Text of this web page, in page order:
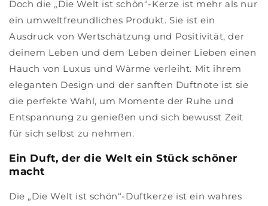
Doch die „Die Welt ist schön“-Kerze ist mehr als nur
ein umweltfreundliches Produkt. Sie ist ein
Ausdruck von Wertschätzung und Positivität, der
deinem Leben und dem Leben deiner Lieben einen
Hauch von Luxus und Wärme verleiht. Mit ihrem
eleganten Design und der sanften Duftnote ist sie
die perfekte Wahl, um Momente der Ruhe und
Entspannung zu genießen und sich bewusst Zeit
für sich selbst zu nehmen.
Ein Duft, der die Welt ein Stück schöner
macht
Die „Die Welt ist schön“-Duftkerze ist ein wahres